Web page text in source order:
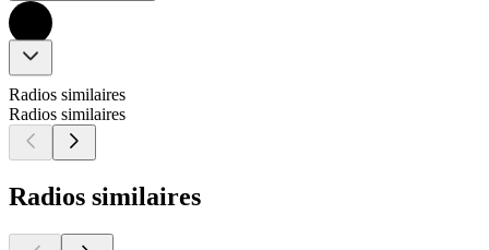
Radios similaires
Radios similaires
Radios similaires